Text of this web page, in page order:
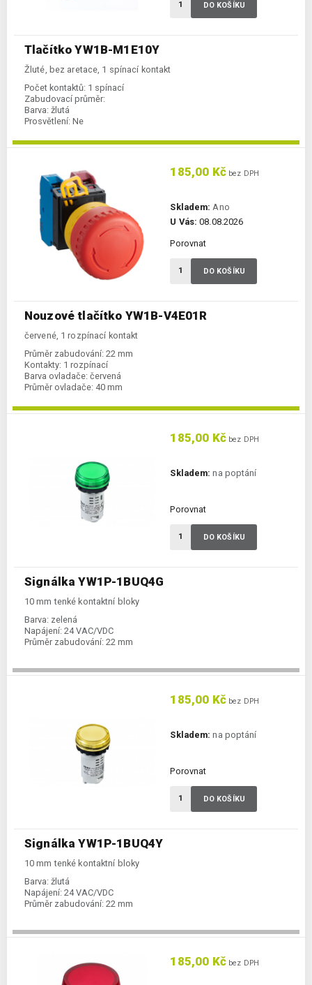
Tlačítko YW1B-M1E10Y
Žluté, bez aretace, 1 spínací kontakt
Počet kontaktů: 1 spínací
Zabudovací průměr:
Barva: žlutá
Prosvětlení: Ne
DO KOŠÍKU
Nouzové tlačítko YW1B-V4E01R
červené, 1 rozpínací kontakt
Průměr zabudování: 22 mm
Kontakty: 1 rozpínací
Barva ovladače: červená
Průměr ovladače: 40 mm
185,00 Kč bez DPH
Skladem: Ano
U Vás: 08.08.2026
Porovnat
DO KOŠÍKU
Signálka YW1P-1BUQ4G
10 mm tenké kontaktní bloky
Barva: zelená
Napájení: 24 VAC/VDC
Průměr zabudování: 22 mm
185,00 Kč bez DPH
Skladem: na poptání
Porovnat
DO KOŠÍKU
Signálka YW1P-1BUQ4Y
10 mm tenké kontaktní bloky
Barva: žlutá
Napájení: 24 VAC/VDC
Průměr zabudování: 22 mm
185,00 Kč bez DPH
Skladem: na poptání
Porovnat
DO KOŠÍKU
185,00 Kč bez DPH